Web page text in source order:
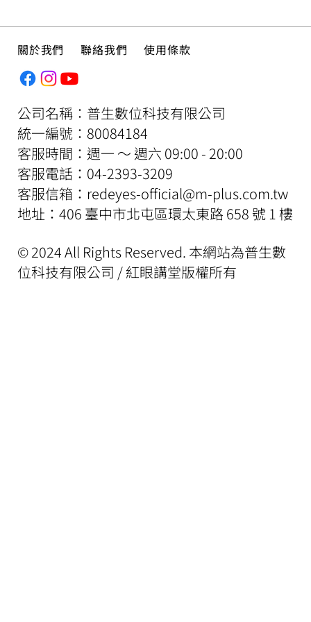
關於我們 聯絡我們 使用條款
公司名稱：普生數位科技有限公司
​統一編號：80084184
客服時間：週一 ～ 週六 09:00 - 20:00
​客服電話：04-2393-3209
客服信箱： redeyes-official@m-plus.com.tw
地址：406 臺中市北屯區環太東路 658 號 1 樓
© 2024 All Rights Reserved. 本網站為普生數
位科技有限公司 / 紅眼講堂版權所有